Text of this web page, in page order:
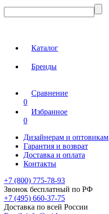
Каталог
Бренды
Сравнение
0
Избранное
0
Дизайнерам и оптовикам
Гарантия и возврат
Доставка и оплата
Контакты
+7 (800) 775-78-93
Звонок бесплатный по РФ
+7 (495) 660-37-75
Доставка по всей России